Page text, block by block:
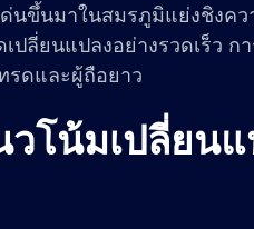
นขึ้นมาในสมรภูมิแย่งชิงค
ปลี่ยนแปลงอย่างรวดเร็ว
รดและผู้ถือยาว
โน้มเปลี่ยน